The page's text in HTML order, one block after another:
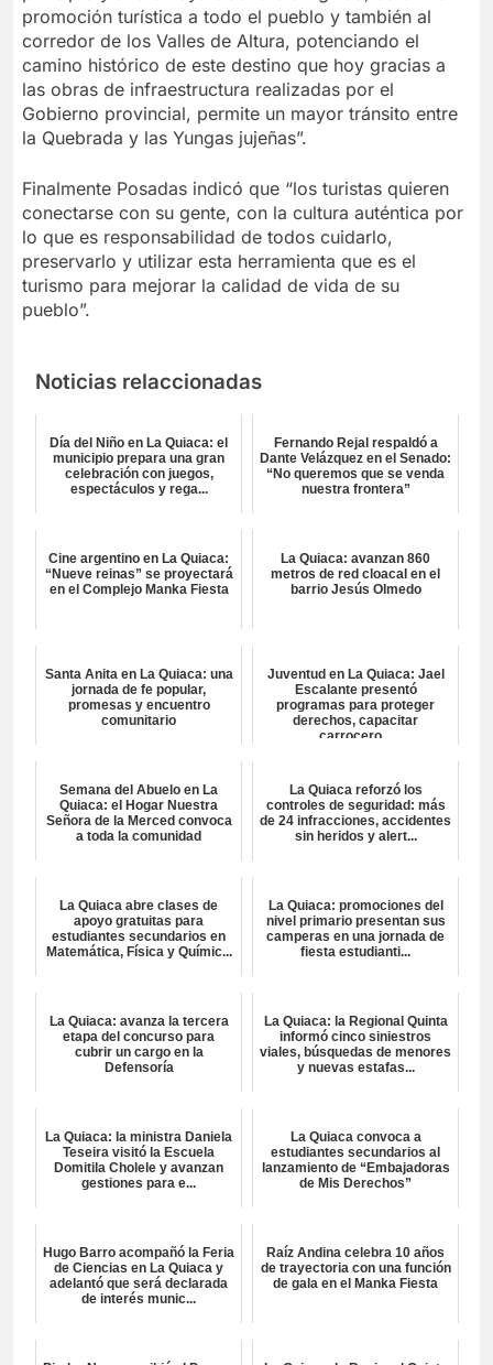
promoción turística a todo el pueblo y también al
corredor de los Valles de Altura, potenciando el
camino histórico de este destino que hoy gracias a
las obras de infraestructura realizadas por el
Gobierno provincial, permite un mayor tránsito entre
la Quebrada y las Yungas jujeñas”.
Finalmente Posadas indicó que “los turistas quieren
conectarse con su gente, con la cultura auténtica por
lo que es responsabilidad de todos cuidarlo,
preservarlo y utilizar esta herramienta que es el
turismo para mejorar la calidad de vida de su
pueblo”.
Noticias relaccionadas
Día del Niño en La Quiaca: el
municipio prepara una gran
celebración con juegos,
espectáculos y rega...
Fernando Rejal respaldó a
Dante Velázquez en el Senado:
“No queremos que se venda
nuestra frontera”
Cine argentino en La Quiaca:
“Nueve reinas” se proyectará
en el Complejo Manka Fiesta
La Quiaca: avanzan 860
metros de red cloacal en el
barrio Jesús Olmedo
Santa Anita en La Quiaca: una
jornada de fe popular,
promesas y encuentro
comunitario
Juventud en La Quiaca: Jael
Escalante presentó
programas para proteger
derechos, capacitar
carrocero...
Semana del Abuelo en La
Quiaca: el Hogar Nuestra
Señora de la Merced convoca
a toda la comunidad
La Quiaca reforzó los
controles de seguridad: más
de 24 infracciones, accidentes
sin heridos y alert...
La Quiaca abre clases de
apoyo gratuitas para
estudiantes secundarios en
Matemática, Física y Químic...
La Quiaca: promociones del
nivel primario presentan sus
camperas en una jornada de
fiesta estudianti...
La Quiaca: avanza la tercera
etapa del concurso para
cubrir un cargo en la
Defensoría
La Quiaca: la Regional Quinta
informó cinco siniestros
viales, búsquedas de menores
y nuevas estafas...
La Quiaca: la ministra Daniela
Teseira visitó la Escuela
Domitila Cholele y avanzan
gestiones para e...
La Quiaca convoca a
estudiantes secundarios al
lanzamiento de “Embajadoras
de Mis Derechos”
Hugo Barro acompañó la Feria
de Ciencias en La Quiaca y
adelantó que será declarada
de interés munic...
Raíz Andina celebra 10 años
de trayectoria con una función
de gala en el Manka Fiesta